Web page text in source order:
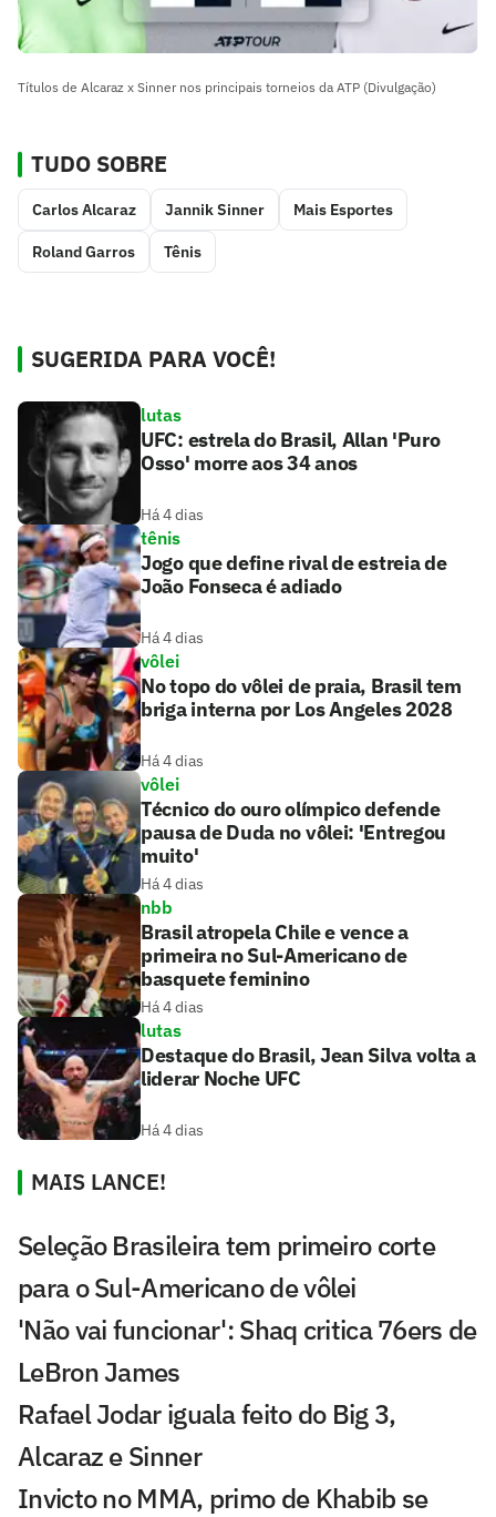
Títulos de Alcaraz x Sinner nos principais torneios da ATP (Divulgação)
TUDO SOBRE
Carlos Alcaraz Jannik Sinner Mais Esportes
Roland Garros Tênis
SUGERIDA PARA VOCÊ!
lutas
UFC: estrela do Brasil, Allan 'Puro
Osso' morre aos 34 anos
Há 4 dias
tênis
Jogo que define rival de estreia de
João Fonseca é adiado
Há 4 dias
vôlei
No topo do vôlei de praia, Brasil tem
briga interna por Los Angeles 2028
Há 4 dias
vôlei
Técnico do ouro olímpico defende
pausa de Duda no vôlei: 'Entregou
muito'
Há 4 dias
nbb
Brasil atropela Chile e vence a
primeira no Sul-Americano de
basquete feminino
Há 4 dias
lutas
Destaque do Brasil, Jean Silva volta a
liderar Noche UFC
Há 4 dias
MAIS LANCE!
Seleção Brasileira tem primeiro corte
para o Sul-Americano de vôlei
'Não vai funcionar': Shaq critica 76ers de
LeBron James
Rafael Jodar iguala feito do Big 3,
Alcaraz e Sinner
Invicto no MMA, primo de Khabib se